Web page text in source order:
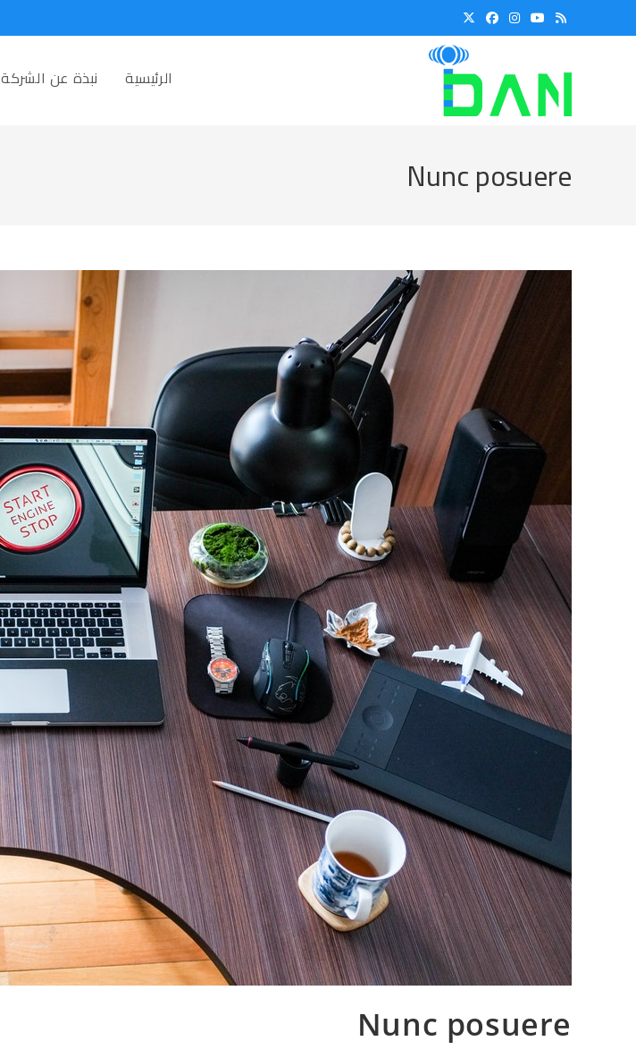
to
الرئيسية نبذة عن الشركة
Nunc posuere
Nunc posuere